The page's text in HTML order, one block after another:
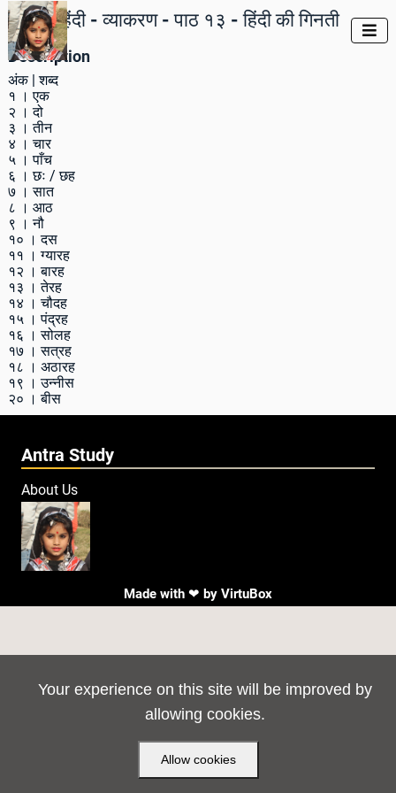

हिंदी - व्याकरण - पाठ १३ - हिंदी की गिनती
Description
अंक | शब्द
१ । एक
२ । दो
३ । तीन
४ । चार
५ । पाँच
६ । छः / छह
७ । सात
८ । आठ
९ । नौ
१० । दस
११ । ग्यारह
१२ । बारह
१३ । तेरह
१४ । चौदह
१५ । पंद्रह
१६ । सोलह
१७ । सत्रह
१८ । अठारह
१९ । उन्नीस
२० । बीस
Antra Study
About Us
Made with ❤ by VirtuBox
Your experience on this site will be improved by
allowing cookies.
Allow cookies